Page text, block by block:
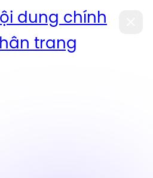
dung chính
trang